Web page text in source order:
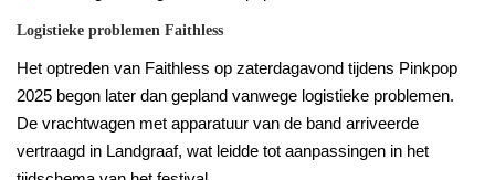
Logistieke problemen Faithless
Het optreden van Faithless op zaterdagavond tijdens Pinkpop
2025 begon later dan gepland vanwege logistieke problemen.
De vrachtwagen met apparatuur van de band arriveerde
vertraagd in Landgraaf, wat leidde tot aanpassingen in het